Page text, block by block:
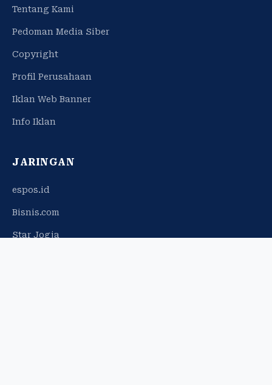
Tentang Kami
Pedoman Media Siber
Copyright
Profil Perusahaan
Iklan Web Banner
Info Iklan
JARINGAN
espos.id
Bisnis.com
Star Jogja